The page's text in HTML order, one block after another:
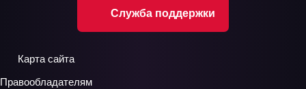
Служба поддержки
Карта сайта
Правообладателям